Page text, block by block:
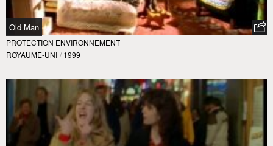
Old Man
PROTECTION ENVIRONNEMENT
ROYAUME-UNI / 1999